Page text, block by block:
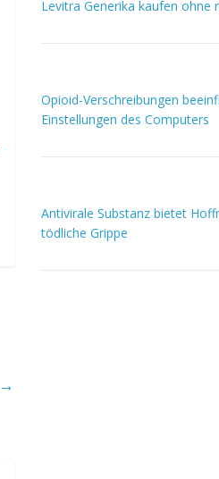
→
Levitra Generika kaufen ohne
Opioid-Verschreibungen
Einstellungen des Computers
Antivirale Substanz bietet
tödliche Grippe